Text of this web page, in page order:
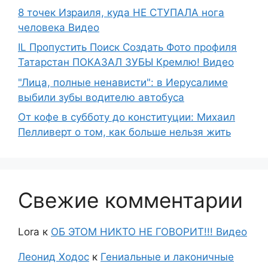
8 точек Израиля, куда НЕ СТУПАЛА нога
человека Видео
IL Пропустить Поиск Создать Фото профиля
Татарстан ПОКАЗАЛ ЗУБЫ Кремлю! Видео
"Лица, полные ненависти": в Иерусалиме
выбили зубы водителю автобуса
От кофе в субботу до конституции: Михаил
Пелливерт о том, как больше нельзя жить
Свежие комментарии
Lora к ОБ ЭТОМ НИКТО НЕ ГОВОРИТ!!! Видео
Леонид Ходос к Гениальные и лаконичные